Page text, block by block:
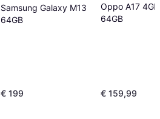
Samsung Galaxy M13
64GB
€ 199
Oppo A17
64GB
€ 159,99